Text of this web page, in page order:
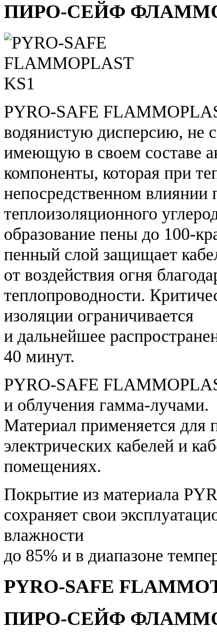
ПИРО-СЕЙФ
PYRO-SAFE
водянистую дисперсию, не
имеющую в своем составе
компоненты, которая при
непосредственном влиянии
теплоизоляционного
образование пены до 100-
пенный слой защищает
от воздействия огня
теплопроводности.
изоляции ограничивается
и дальнейшее
40 минут.
PYRO-SAFE
и облучения гамма-лучами.
Материал применяется
электрических кабелей и
помещениях.
Покрытие из материала
сохраняет свои
влажности
до 85% и в диапазоне
PYRO-SAFE
ПИРО-СЕЙФ